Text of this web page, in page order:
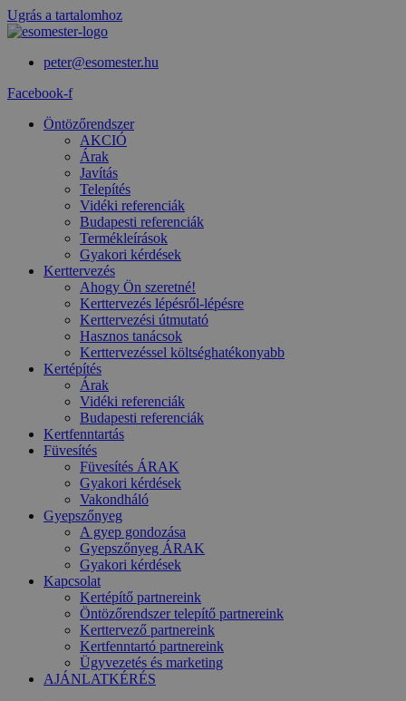
Ugrás a tartalomhoz
peter@esomester.hu
Facebook-f
Öntözőrendszer
AKCIÓ
Árak
Javítás
Telepítés
Vidéki referenciák
Budapesti referenciák
Termékleírások
Gyakori kérdések
Kerttervezés
Ahogy Ön szeretné!
Kerttervezés lépésről-lépésre
Kerttervezési útmutató
Hasznos tanácsok
Kerttervezéssel költséghatékonyabb
Kertépítés
Árak
Vidéki referenciák
Budapesti referenciák
Kertfenntartás
Füvesítés
Füvesítés ÁRAK
Gyakori kérdések
Vakondháló
Gyepszőnyeg
A gyep gondozása
Gyepszőnyeg ÁRAK
Gyakori kérdések
Kapcsolat
Kertépítő partnereink
Öntözőrendszer telepítő partnereink
Kerttervező partnereink
Kertfenntartó partnereink
Ügyvezetés és marketing
AJÁNLATKÉRÉS